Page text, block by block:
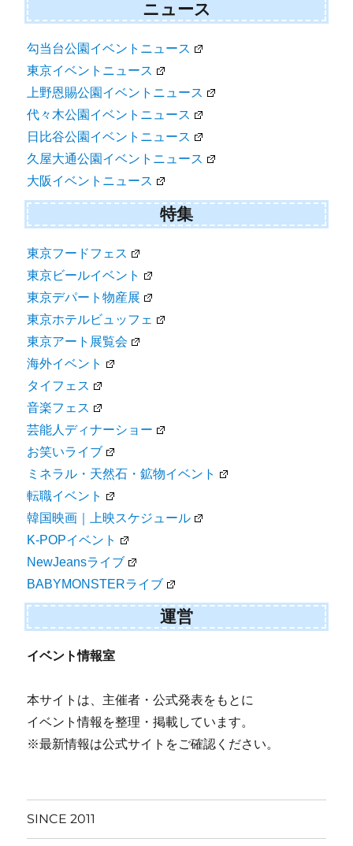
ニュース
勾当台公園イベントニュース
東京イベントニュース
上野恩賜公園イベントニュース
代々木公園イベントニュース
日比谷公園イベントニュース
久屋大通公園イベントニュース
大阪イベントニュース
特集
東京フードフェス
東京ビールイベント
東京デパート物産展
東京ホテルビュッフェ
東京アート展覧会
海外イベント
タイフェス
音楽フェス
芸能人ディナーショー
お笑いライブ
ミネラル・天然石・鉱物イベント
転職イベント
韓国映画｜上映スケジュール
K-POPイベント
NewJeansライブ
BABYMONSTERライブ
運営
イベント情報室
本サイトは、主催者・公式発表をもとに
イベント情報を整理・掲載しています。
※最新情報は公式サイトをご確認ください。
SINCE 2011